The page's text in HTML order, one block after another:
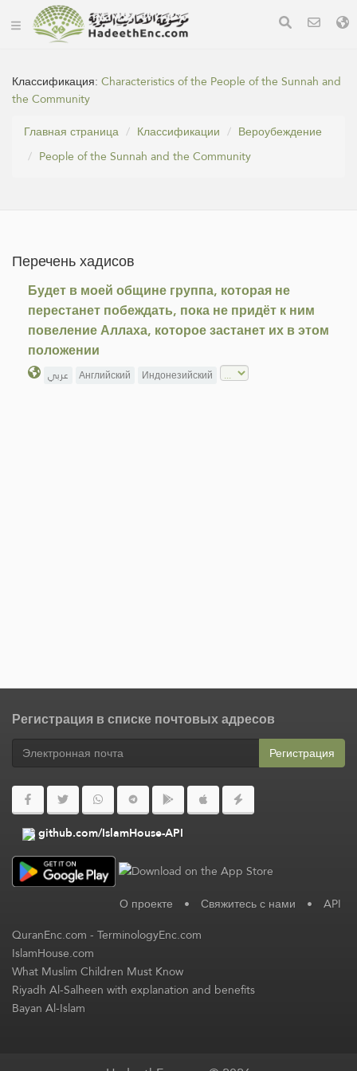
Классификация:Characteristics of the People of the Sunnah and
the Community
Главная страница
Классификации
Вероубеждение
People of the Sunnah and the Community
Перечень хадисов
Будет в моей общине группа, которая не
перестанет побеждать, пока не придёт к ним
повеление Аллаха, которое застанет их в этом
положении
عربي Английский Индонезийский
Регистрация в списке почтовых адресов
Регистрация
github.com/IslamHouse-API
О проекте • Свяжитесь с нами • API
QuranEnc.com-TerminologyEnc.com
IslamHouse.com
What Muslim Children Must Know
Riyadh Al-Salheen with explanation and benefits
Bayan Al-Islam